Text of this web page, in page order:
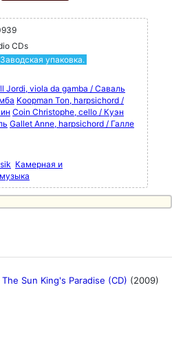
CDs
упаковка.
Jordi, viola da gamba / Саваль
Koopman Ton, harpsichord /
Coin Christophe, cello / Куэн
Gallet Anne, harpsichord / Галле
Камерная и
Sun King's Paradise (CD) (2009)